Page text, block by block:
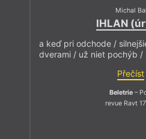
Michal
IHLAN
a keď pri odchode /
dverami / už niet pochýb /
Přečíst
Beletrie –
revue Ravt